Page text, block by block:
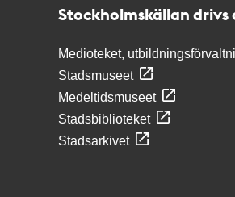
Stockholmskällan drivs
Medioteket,
Stadsmuseet
Medeltidsmuseet
Stadsbiblioteket
Stadsarkivet